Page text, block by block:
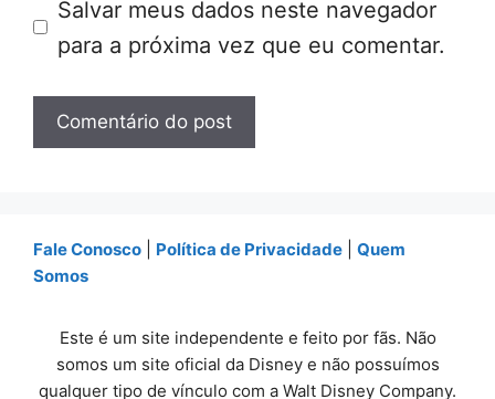
Salvar meus dados neste navegador
para a próxima vez que eu comentar.
Fale Conosco Política de Privacidade
Quem
Somos
Este é um site independente e feito por fãs. Não
somos um site oficial da Disney e não possuímos
qualquer tipo de vínculo com a Walt Disney Company.